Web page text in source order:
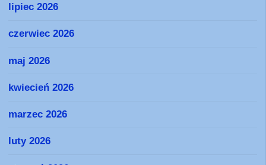
lipiec 2026
czerwiec 2026
maj 2026
kwiecień 2026
marzec 2026
luty 2026